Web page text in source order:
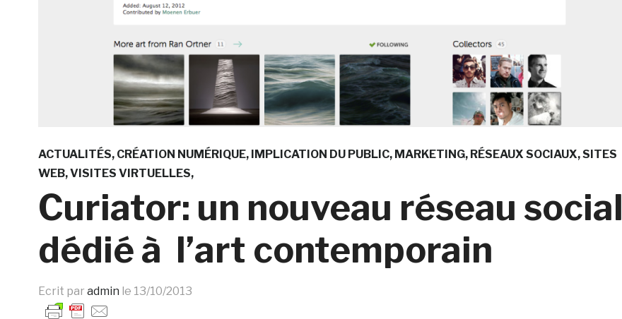
ACTUALITÉS CRÉATION NUMÉRIQUE IMPLICATION DU PUBLIC MARKETING RÉSEAUX SOCIAUX SITES
WEB VISITES VIRTUELLES
Curiator: un nouveau réseau social
dédié à l’art contemporain
Ecrit par admin le 13/10/2013